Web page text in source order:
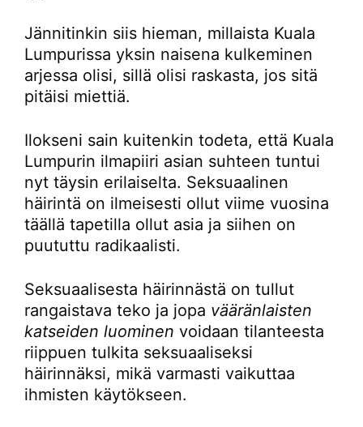
Jännitinkin siis hieman, millaista Kuala
Lumpurissa yksin naisena kulkeminen
arjessa olisi, sillä olisi raskasta, jos sitä
pitäisi miettiä.
Ilokseni sain kuitenkin todeta, että Kuala
Lumpurin ilmapiiri asian suhteen tuntui
nyt täysin erilaiselta. Seksuaalinen
häirintä on ilmeisesti ollut viime vuosina
täällä tapetilla ollut asia ja siihen on
puututtu radikaalisti.
Seksuaalisesta häirinnästä on tullut
rangaistava teko ja jopa vääränlaisten
katseiden luominen voidaan tilanteesta
riippuen tulkita seksuaaliseksi
häirinnäksi, mikä varmasti vaikuttaa
ihmisten käytökseen.